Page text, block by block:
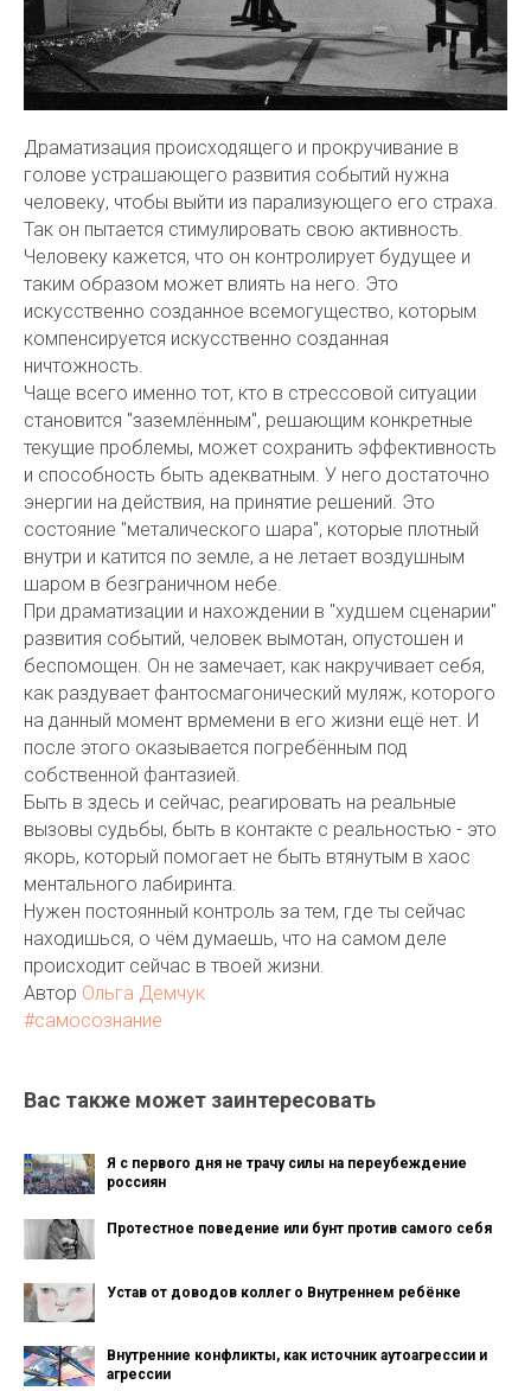
Драматизация происходящего и прокручивание в
голове устрашающего развития событий нужна
человеку, чтобы выйти из парализующего его страха.
Так он пытается стимулировать свою активность.
Человеку кажется, что он контролирует будущее и
таким образом может влиять на него. Это
искусственно созданное всемогущество, которым
компенсируется искусственно созданная
ничтожность.
Чаще всего именно тот, кто в стрессовой ситуации
становится "заземлённым", решающим конкретные
текущие проблемы, может сохранить эффективность
и способность быть адекватным. У него достаточно
энергии на действия, на принятие решений. Это
состояние "металического шара", которые плотный
внутри и катится по земле, а не летает воздушным
шаром в безграничном небе.
При драматизации и нахождении в "худшем сценарии"
развития событий, человек вымотан, опустошен и
беспомощен. Он не замечает, как накручивает себя,
как раздувает фантосмагонический муляж, которого
на данный момент врмемени в его жизни ещё нет. И
после этого оказывается погребённым под
собственной фантазией.
Быть в здесь и сейчас, реагировать на реальные
вызовы судьбы, быть в контакте с реальностью - это
якорь, который помогает не быть втянутым в хаос
ментального лабиринта.
Нужен постоянный контроль за тем, где ты сейчас
находишься, о чём думаешь, что на самом деле
происходит сейчас в твоей жизни.
Автор Ольга Демчук
#самосознание
Вас также может заинтересовать
Я с первого дня не трачу силы на переубеждение
россиян
Протестное поведение или бунт против самого себя
Устав от доводов коллег о Внутреннем ребёнке
Внутренние конфликты, как источник аутоагрессии и
агрессии